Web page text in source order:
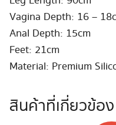
Vagina Depth: 16 –
Anal Depth: 15cm
Feet: 21cm
Material: Premium
สินค้าที่เกี่ยวข้อง